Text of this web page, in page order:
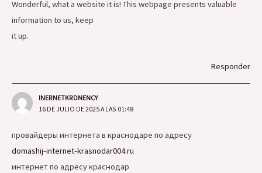
Wonderful, what a website it is! This webpage presents valuable
information to us, keep
it up.
Responder
INERNETKRDNENCY
16 DE JULIO DE 2025 A LAS 01:48
провайдеры интернета в краснодаре по адресу
domashij-internet-krasnodar004.ru
интернет по адресу краснодар